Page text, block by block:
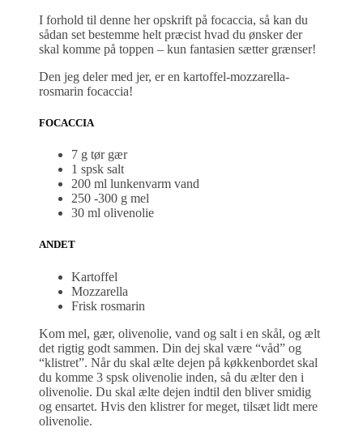
I forhold til denne her opskrift på focaccia, så kan du
sådan set bestemme helt præcist hvad du ønsker der
skal komme på toppen – kun fantasien sætter grænser!
Den jeg deler med jer, er en kartoffel-mozzarella-
rosmarin focaccia!
FOCACCIA
7 g tør gær
1 spsk salt
200 ml lunkenvarm vand
250 -300 g mel
30 ml olivenolie
ANDET
Kartoffel
Mozzarella
Frisk rosmarin
Kom mel, gær, olivenolie, vand og salt i en skål, og ælt
det rigtig godt sammen. Din dej skal være “våd” og
“klistret”. Når du skal ælte dejen på køkkenbordet skal
du komme 3 spsk olivenolie inden, så du ælter den i
olivenolie. Du skal ælte dejen indtil den bliver smidig
og ensartet. Hvis den klistrer for meget, tilsæt lidt mere
olivenolie.